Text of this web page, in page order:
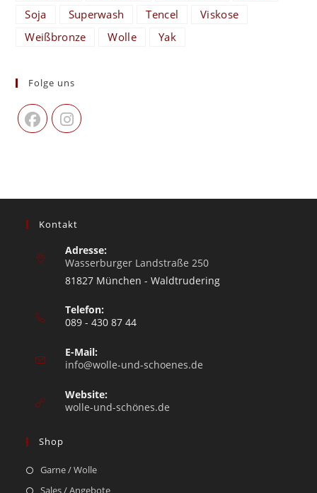
Soja
Superwash Tencel
Viskose
Weißbronze
Wolle Yak
Folge uns
Kontakt
Adresse:
Wasserburger Landstraße 250
81827 München - Waldtrudering
Telefon:
089 - 430 87 44
E-Mail:
info@wolle-und-schoenes.de
Website:
wolle-und-schönes.de
Shop
Garne / Wolle